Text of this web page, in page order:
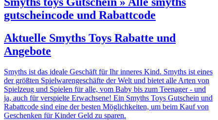
gutscheincode und Rabattcode
Aktuelle Smyths Toys Rabatte und
Angebote
Smyths ist das ideale Geschäft für Ihr inneres Kind. Smyths ist eines
der größten Spielwarengeschäfte der Welt und bietet alle Arten von
Spielzeug und Spielen für alle, vom Baby bis zum Teenager - und
ja, auch für verspielte Erwachsene! Ein Smyths Toys Gutschein und
Rabattcode sind eine der besten Möglichkeiten, um beim Kauf von
Geschenken für Kinder Geld zu sparen.